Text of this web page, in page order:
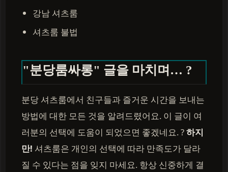
강남 셔츠룸
셔츠룸 불법
"분당룸싸롱" 글을 마치며… ?
분당 셔츠룸에서 친구들과 즐거운 시간을 보내는
방법에 대한 모든 것을 알려드렸어요. 이 글이 여
러분의 선택에 도움이 되었으면 좋겠네요. ?하지
만! 셔츠룸은 개인의 선택에 따라 만족도가 달라
질 수 있다는 점을 잊지 마세요. 항상 신중하게 결